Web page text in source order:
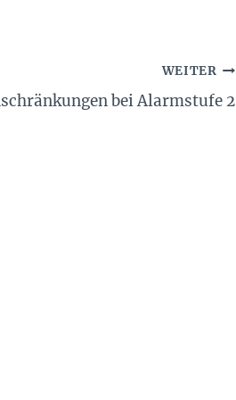
WEITER
bei Alarmstufe 2